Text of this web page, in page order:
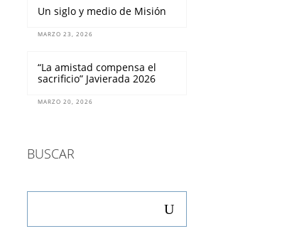
Un siglo y medio de Misión
MARZO 23, 2026
“La amistad compensa el
sacrificio” Javierada 2026
MARZO 20, 2026
BUSCAR